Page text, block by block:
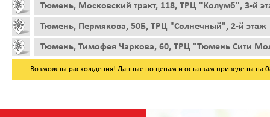
Тюмень, Московский тракт, 118, ТРЦ "Колумб", 3-й
Тюмень, Пермякова, 50Б, ТРЦ "Солнечный", 2-й этаж
Тюмень, Тимофея Чаркова, 60, ТРЦ "Тюмень Сити
Возможны расхождения! Данные по ценам и остаткам приведены на